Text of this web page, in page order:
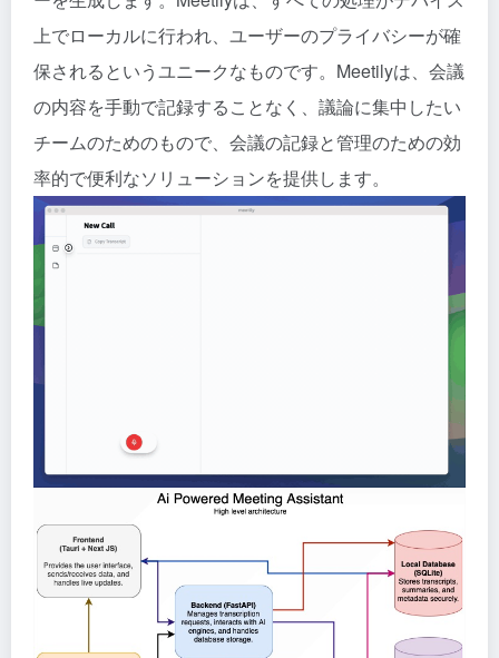
上でローカルに行われ、ユーザーのプライバシーが確
保されるというユニークなものです。Meetilyは、会議
の内容を手動で記録することなく、議論に集中したい
チームのためのもので、会議の記録と管理のための効
率的で便利なソリューションを提供します。